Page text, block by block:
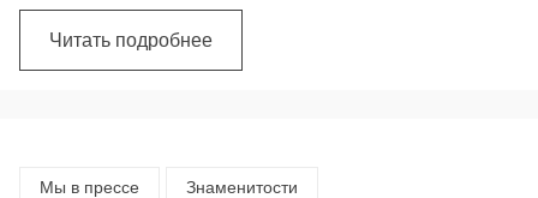
Читать подробнее
Мы в прессе Знаменитости